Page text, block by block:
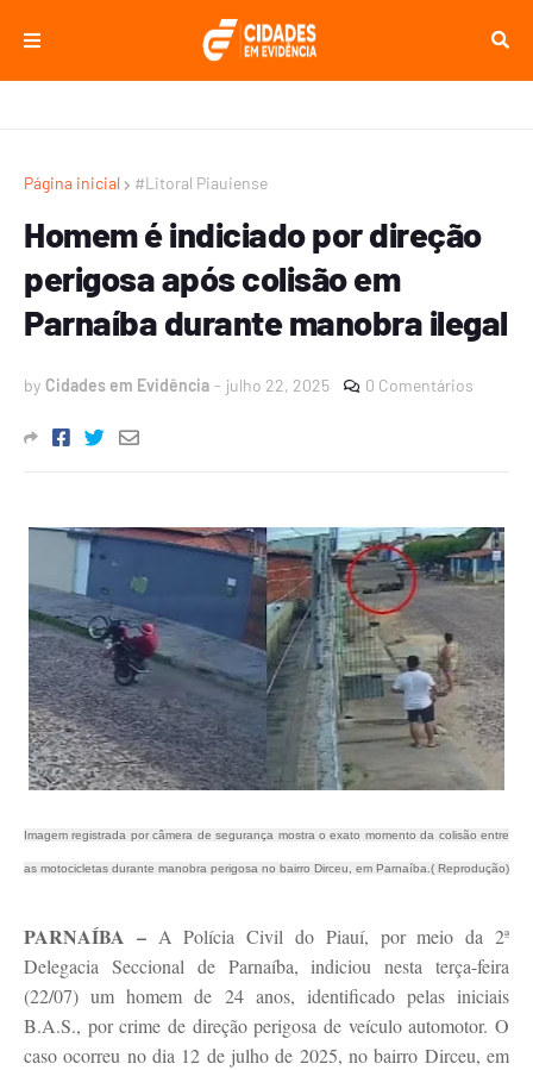
Página inicial #Litoral Piauiense
Homem é indiciado por direção
perigosa após colisão em
Parnaíba durante manobra ilegal
by Cidades em Evidência - julho 22, 2025 0 Comentários
Imagem registrada por câmera de segurança mostra o exato momento da colisão entre
as motocicletas durante manobra perigosa no bairro Dirceu, em Parnaíba.( Reprodução)
PARNAÍBA –A Polícia Civil do Piauí, por meio da 2ª
Delegacia Seccional de Parnaíba, indiciou nesta terça-feira
(22/07) um homem de 24 anos, identificado pelas iniciais
B.A.S., por crime de direção perigosa de veículo automotor. O
caso ocorreu no dia 12 de julho de 2025, no bairro Dirceu, em